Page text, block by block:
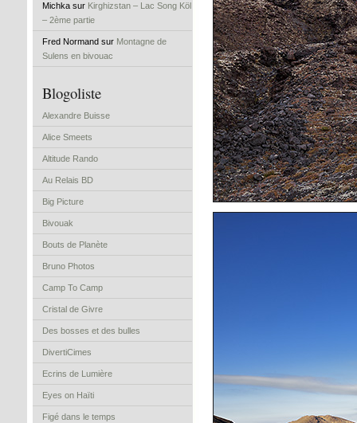
Michka sur Kirghizstan – Lac Song Köl
– 2ème partie
Fred Normand sur Montagne de
Sulens en bivouac
Blogoliste
Alexandre Buisse
Alice Smeets
Altitude Rando
Au Relais BD
Big Picture
Bivouak
Bouts de Planète
Bruno Photos
Camp To Camp
Cristal de Givre
Des bosses et des bulles
DivertiCimes
Ecrins de Lumière
Eyes on Haïti
Figé dans le temps